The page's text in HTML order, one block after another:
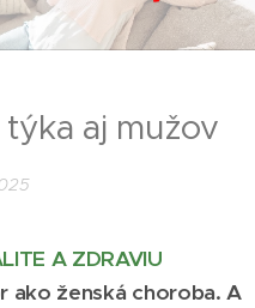
aj mužov
A ZDRAVIU
ako ženská choroba. A